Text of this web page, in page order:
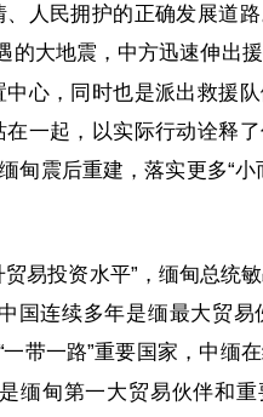
人民拥护的正确发展道
的大地震，中方迅速伸出
心，同时也是派出救援
一起，以实际行动诠释
震后重建，落实更多“小
易投资水平”，缅甸总统
国连续多年是缅最大贸易
带一路”重要国家，中缅
缅甸第一大贸易伙伴和